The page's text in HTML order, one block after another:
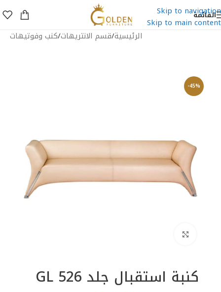
Skip to navigation
Skip to main content
القائمة
الرئيسية/قسم الانتريهات/كنب وفوتيهات
-45%
كنبة استقبال جلد GL 526